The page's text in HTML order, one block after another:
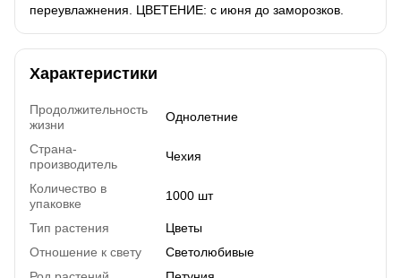
переувлажнения. ЦВЕТЕНИЕ: с июня до заморозков.
Характеристики
Продолжительность
жизни
Однолетние
Страна-
производитель
Чехия
Количество в
упаковке
1000 шт
Тип растения
Цветы
Отношение к свету
Светолюбивые